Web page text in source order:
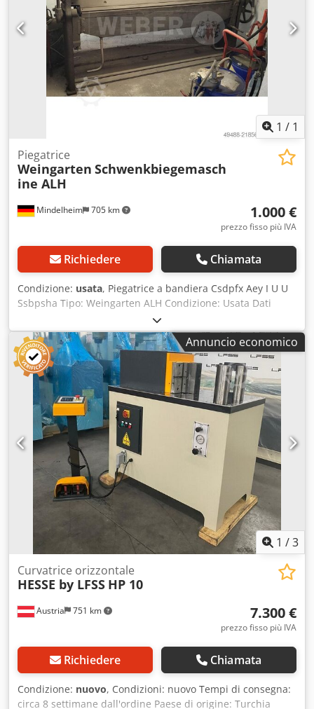
1 / 1
Mindelheim 705 km
Piegatrice
Weingarten Schwenkbiegemasch
ine ALH
1.000 €
prezzo fisso più IVA
Richiedere Chiamata
Condizione: usata, Piegatrice a bandiera Csdpfx Aey I U U
Ssbpsha Tipo: Weingarten ALH Condizione: Usata Dati
tecnici Spessore lamiera: 1,25 mm Lunghezza di piegatura:
ca. 2030 mm
Annuncio economico
1 /3
Austria 751 km
Curvatrice orizzontale
HESSE by LFSS HP 10
7.300 €
prezzo fisso più IVA
Richiedere Chiamata
Condizione: nuovo, Condizioni: nuovo Tempi di consegna:
circa 8 settimane dall'ordine Paese di origine: Turchia